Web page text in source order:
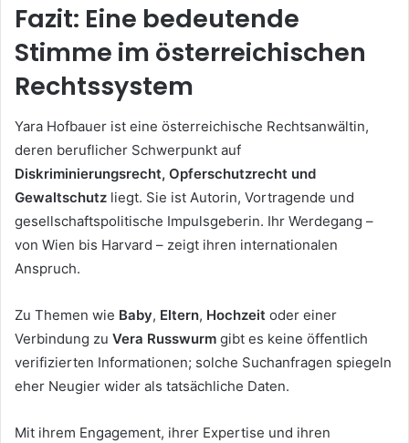
Fazit: Eine bedeutende
Stimme im österreichischen
Rechtssystem
Yara Hofbauer ist eine österreichische Rechtsanwältin,
deren beruflicher Schwerpunkt auf
Diskriminierungsrecht, Opferschutzrecht und
Gewaltschutz liegt. Sie ist Autorin, Vortragende und
gesellschaftspolitische Impulsgeberin. Ihr Werdegang –
von Wien bis Harvard – zeigt ihren internationalen
Anspruch.
Zu Themen wie Baby, Eltern, Hochzeit oder einer
Verbindung zu Vera Russwurm gibt es keine öffentlich
verifizierten Informationen; solche Suchanfragen spiegeln
eher Neugier wider als tatsächliche Daten.
Mit ihrem Engagement, ihrer Expertise und ihren